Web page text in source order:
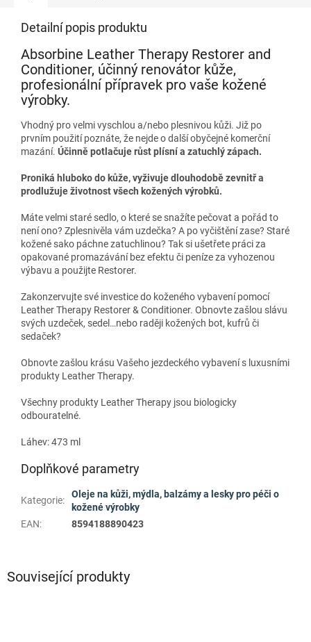
Související produkty
Detailní popis produktu
Absorbine Leather Therapy Restorer and
Conditioner, účinný renovátor kůže,
profesionální přípravek pro vaše kožené
výrobky.
Vhodný pro velmi vyschlou a/nebo plesnivou kůži. Již po
prvním použití poznáte, že nejde o další obyčejné komerční
mazání. Účinně potlačuje růst plísní a zatuchlý zápach.
Proniká hluboko do kůže, vyživuje dlouhodobě zevnitř a
prodlužuje životnost všech kožených výrobků.
Máte velmi staré sedlo, o které se snažíte pečovat a pořád to
není ono? Zplesnivěla vám uzdečka? A po vyčištění zase? Staré
kožené sako páchne zatuchlinou? Tak si ušetřete práci za
opakované promazávání bez efektu či peníze za vyhozenou
výbavu a použijte Restorer.
Zakonzervujte své investice do koženého vybavení pomocí
Leather Therapy Restorer & Conditioner. Obnovte zašlou slávu
svých uzdeček, sedel…nebo raději kožených bot, kufrů či
sedaček?
Obnovte zašlou krásu Vašeho jezdeckého vybavení s luxusními
produkty Leather Therapy.
Všechny produkty Leather Therapy jsou biologicky
odbouratelné.
Láhev: 473 ml
Doplňkové parametry
Kategorie:
Oleje na kůži, mýdla, balzámy a lesky pro péči o
kožené výrobky
EAN: 8594188890423